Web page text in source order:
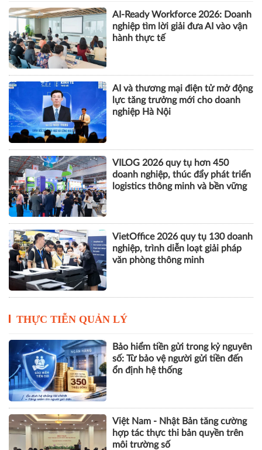
AI-Ready Workforce 2026: Doanh
nghiệp tìm lời giải đưa AI vào vận
hành thực tế
AI và thương mại điện tử mở động
lực tăng trưởng mới cho doanh
nghiệp Hà Nội
VILOG 2026 quy tụ hơn 450
doanh nghiệp, thúc đẩy phát triển
logistics thông minh và bền vững
VietOffice 2026 quy tụ 130 doanh
nghiệp, trình diễn loạt giải pháp
văn phòng thông minh
THỰC TIỄN QUẢN LÝ
Bảo hiểm tiền gửi trong kỷ nguyên
số: Từ bảo vệ người gửi tiền đến
ổn định hệ thống
Việt Nam - Nhật Bản tăng cường
hợp tác thực thi bản quyền trên
môi trường số